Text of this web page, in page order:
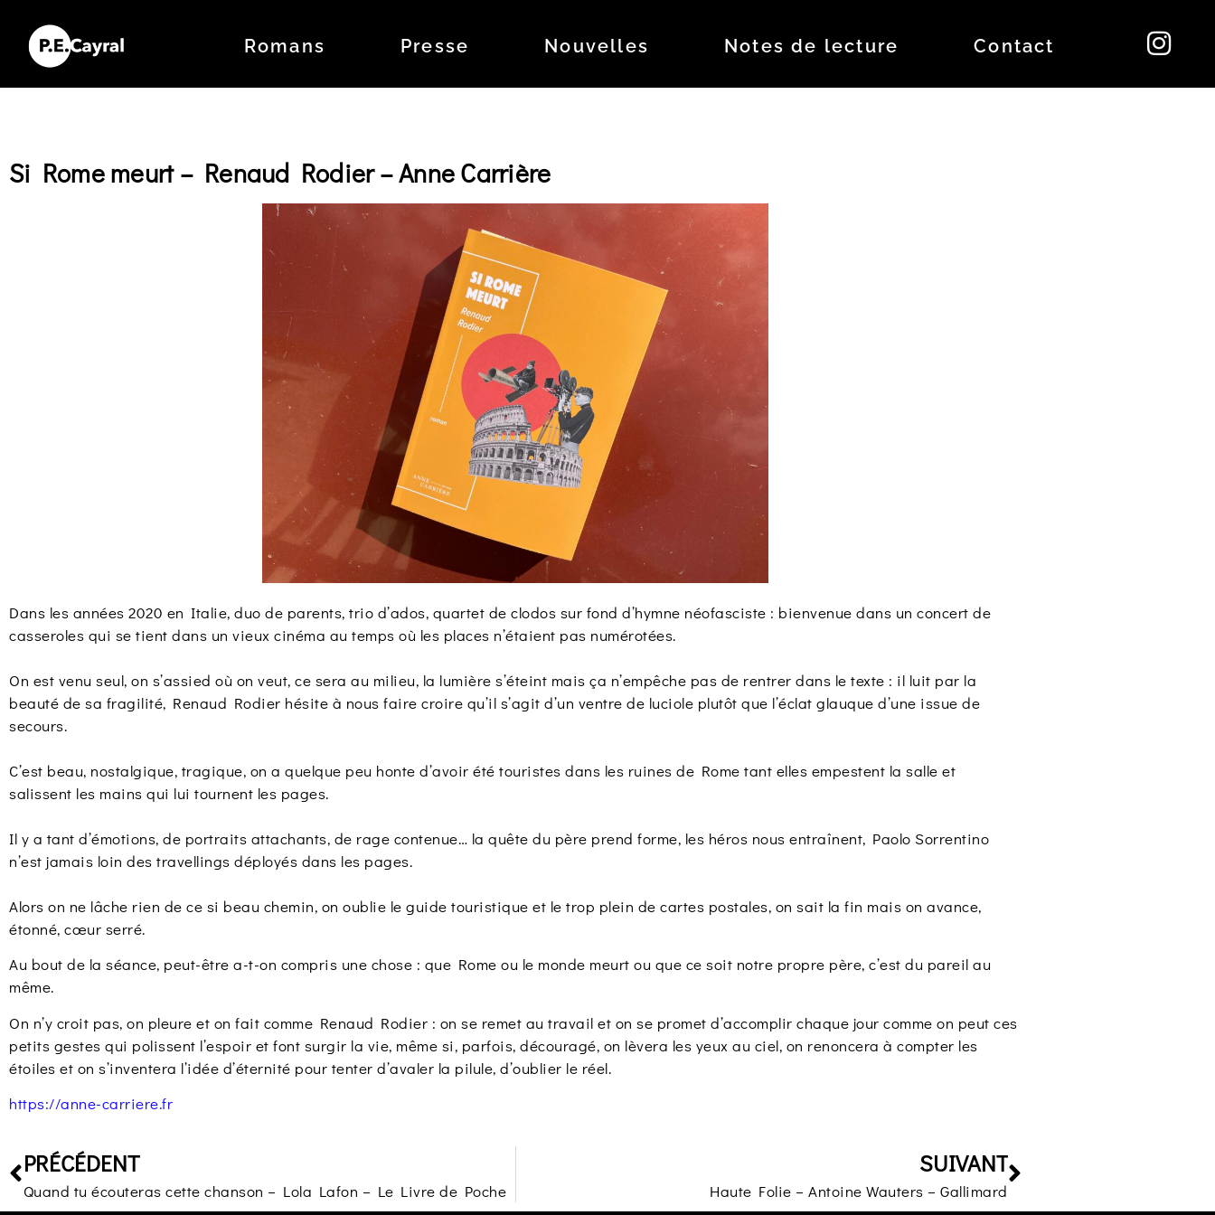
Romans Presse Nouvelles Notes de lecture Contact
Si Rome meurt – Renaud Rodier – Anne Carrière
Dans les années 2020 en Italie, duo de parents, trio d’ados, quartet de clodos sur fond d’hymne néofasciste : bienvenue dans un concert de
casseroles qui se tient dans un vieux cinéma au temps où les places n’étaient pas numérotées.
On est venu seul, on s’assied où on veut, ce sera au milieu, la lumière s’éteint mais ça n’empêche pas de rentrer dans le texte : il luit par la
beauté de sa fragilité, Renaud Rodier hésite à nous faire croire qu’il s’agit d’un ventre de luciole plutôt que l’éclat glauque d’une issue de
secours.
C’est beau, nostalgique, tragique, on a quelque peu honte d’avoir été touristes dans les ruines de Rome tant elles empestent la salle et
salissent les mains qui lui tournent les pages.
Il y a tant d’émotions, de portraits attachants, de rage contenue… la quête du père prend forme, les héros nous entraînent, Paolo Sorrentino
n’est jamais loin des travellings déployés dans les pages.
Alors on ne lâche rien de ce si beau chemin, on oublie le guide touristique et le trop plein de cartes postales, on sait la fin mais on avance,
étonné, cœur serré.
Au bout de la séance, peut-être a-t-on compris une chose : que Rome ou le monde meurt ou que ce soit notre propre père, c’est du pareil au
même.
On n’y croit pas, on pleure et on fait comme Renaud Rodier : on se remet au travail et on se promet d’accomplir chaque jour comme on peut ces
petits gestes qui polissent l’espoir et font surgir la vie, même si, parfois, découragé, on lèvera les yeux au ciel, on renoncera à compter les
étoiles et on s’inventera l’idée d’éternité pour tenter d’avaler la pilule, d’oublier le réel.
https://anne-carriere.fr
PRÉCÉDENT
Quand tu écouteras cette chanson – Lola Lafon – Le Livre de Poche
SUIVANT
Haute Folie – Antoine Wauters – Gallimard